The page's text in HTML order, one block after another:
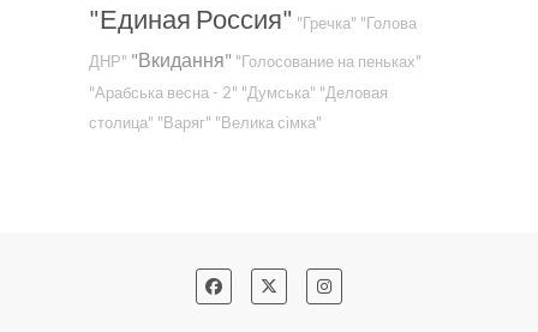
"Единая Россия" "Гречка" "Голова
ДНР" "Вкидання" "Голосование на пеньках"
"Арабська весна - 2" "Думська" "Деловая
столица" "Варяг" "Велика сімка"